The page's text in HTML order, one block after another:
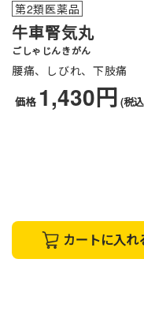
牛車腎気丸
ごしゃじんきがん
第2類医薬品
腰痛、しびれ、下肢痛
価格 1,430円 (税
カートに入れ